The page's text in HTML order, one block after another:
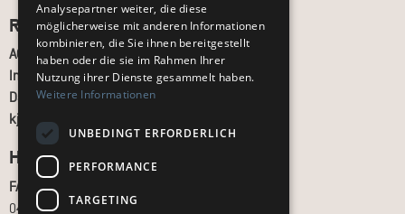
Recht und Ordnung
AGB
Impressum
Datenschutz
kj.de
Hilfe & Support
FAQ
040 - 413 22 60
Analysepartner weiter, die diese
möglicherweise mit anderen Informationen
kombinieren, die Sie ihnen bereitgestellt
haben oder die sie im Rahmen Ihrer
Nutzung ihrer Dienste gesammelt haben.
Weitere Informationen
UNBEDINGT ERFORDERLICH
PERFORMANCE
TARGETING